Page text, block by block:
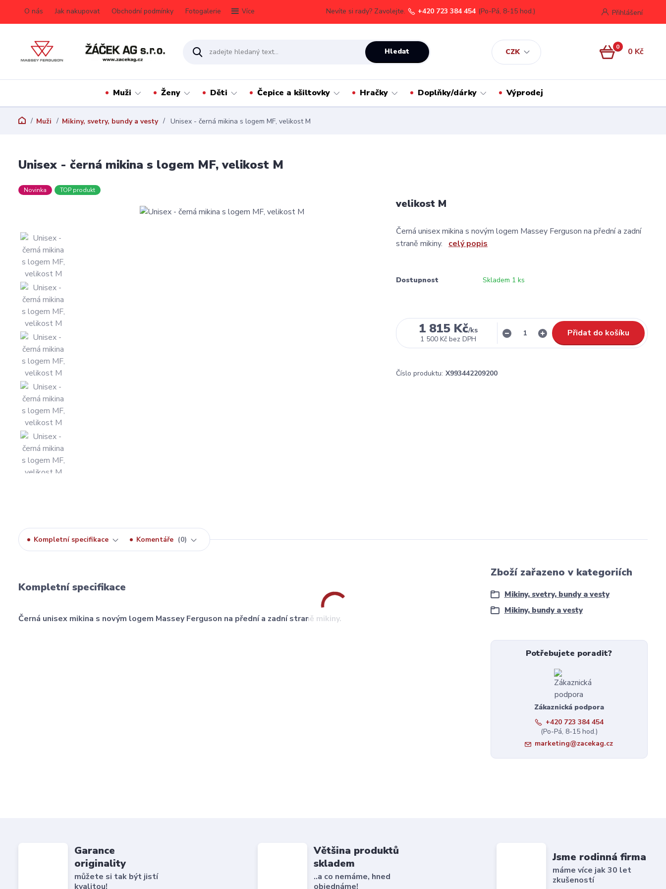
O nás Jak nakupovat Obchodní podmínky Fotogalerie Více
CZK
Přihlášení
Hledat
Nevíte si rady? Zavolejte. +420 723 384 454 (Po-Pá, 8-15 hod.)
0 0 Kč
Muži Ženy Děti Čepice a kšiltovky Hračky Doplňky/dárky Výprodej
Muži Mikiny, svetry, bundy a vesty Unisex - černá mikina s logem MF, velikost M
Unisex - černá mikina s logem MF, velikost M
Novinka TOP produkt
velikost M
Černá unisex mikina s novým logem Massey Ferguson na přední a zadní
straně mikiny. celý popis
Dostupnost Skladem 1 ks
1 815 Kč/ks
1 500 Kč bez DPH
Přidat do košíku
Číslo produktu: X993442209200
Kompletní specifikace Komentáře 0
Kompletní specifikace
Černá unisex mikina s novým logem Massey Ferguson na přední a zadní straně mikiny.
Zboží zařazeno v kategoriích
Mikiny, svetry, bundy a vesty
Mikiny, bundy a vesty
Potřebujete poradit?
Zákaznická podpora
+420 723 384 454
(Po-Pá, 8-15 hod.)
marketing@zacekag.cz
Garance
originality
můžete si tak být jistí
kvalitou!
Většina produktů
skladem
..a co nemáme, hned
objednáme!
Jsme rodinná firma
máme více jak 30 let
zkušeností